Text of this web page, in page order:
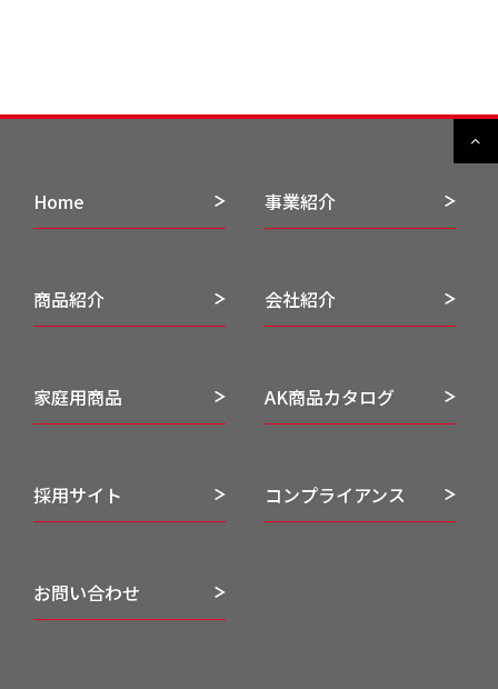
Home 事業紹介
商品紹介 会社紹介
家庭用商品 AK商品カタログ
採用サイト コンプライアンス
お問い合わせ